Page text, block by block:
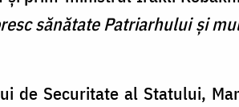
sănătate Patriarhului și
de Securitate al Statului,